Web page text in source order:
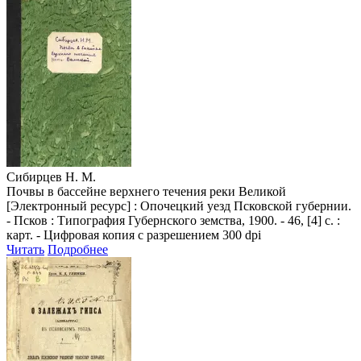
Сибирцев Н. М.
Почвы в бассейне верхнего течения реки Великой
[Электронный ресурс] : Опочецкий уезд Псковской губернии.
- Псков : Типография Губернского земства, 1900. - 46, [4] с. :
карт. - Цифровая копия с разрешением 300 dpi
Читать Подробнее